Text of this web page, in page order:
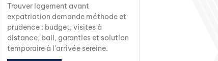
Trouver logement avant
expatriation demande méthode et
prudence : budget, visites à
distance, bail, garanties et solution
temporaire à l’arrivée sereine.